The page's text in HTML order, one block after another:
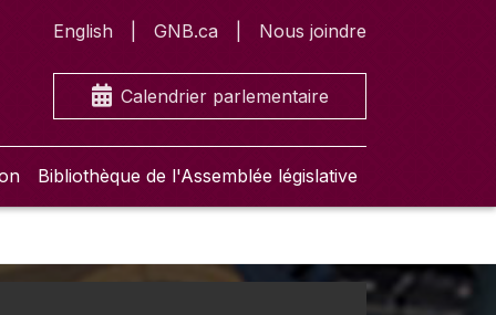
English GNB.ca Nous joindre
Calendrier parlementaire
Bibliothèque de l'Assemblée législative